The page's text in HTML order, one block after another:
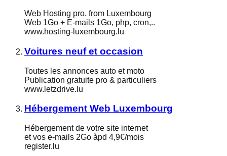
Web Hosting pro. from Luxembourg
Web 1Go + E-mails 1Go, php, cron,..
www.hosting-luxembourg.lu
Voitures neuf et occasion
Toutes les annonces auto et moto
Publication gratuite pro & particuliers
www.letzdrive.lu
Hébergement Web Luxembourg
Hébergement de votre site internet
et vos e-mails 2Go àpd 4,9€/mois
register.lu